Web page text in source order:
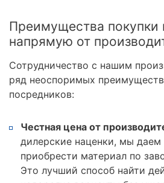
Преимущества покупки
напрямую от
Сотрудничество с нашим
ряд неоспоримых
посредников:
Честная цена от
дилерские наценки, мы
приобрести материал по
Это лучший способ найти